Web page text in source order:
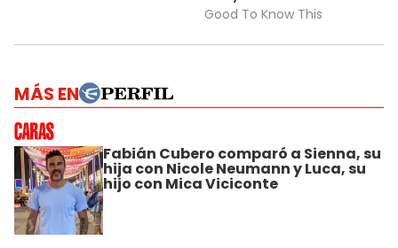
MÁS EN
Fabián Cubero comparó a Sienna, su
hija con Nicole Neumann y Luca, su
hijo con Mica Viciconte